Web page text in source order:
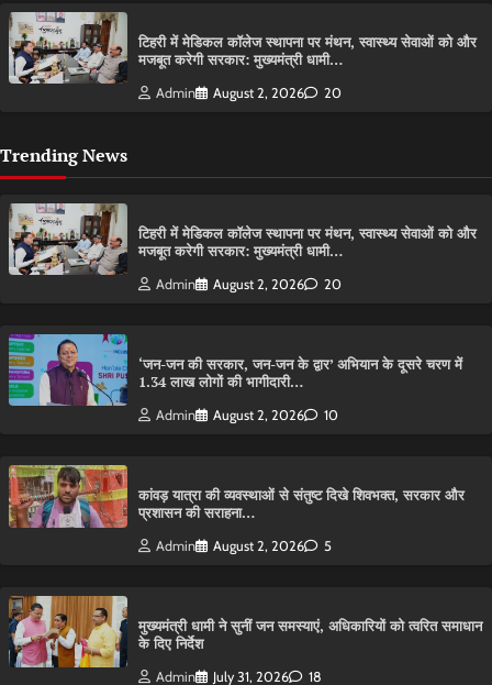
टिहरी में मेडिकल कॉलेज स्थापना पर मंथन, स्वास्थ्य सेवाओं को और
मजबूत करेगी सरकार: मुख्यमंत्री धामी…
Admin August 2, 2026 20
Trending News
टिहरी में मेडिकल कॉलेज स्थापना पर मंथन, स्वास्थ्य सेवाओं को और
मजबूत करेगी सरकार: मुख्यमंत्री धामी…
Admin August 2, 2026 20
‘जन-जन की सरकार, जन-जन के द्वार’ अभियान के दूसरे चरण में
1.34 लाख लोगों की भागीदारी…
Admin August 2, 2026 10
कांवड़ यात्रा की व्यवस्थाओं से संतुष्ट दिखे शिवभक्त, सरकार और
प्रशासन की सराहना…
Admin August 2, 2026 5
मुख्यमंत्री धामी ने सुनीं जन समस्याएं, अधिकारियों को त्वरित समाधान
के दिए निर्देश
Admin July 31, 2026 18